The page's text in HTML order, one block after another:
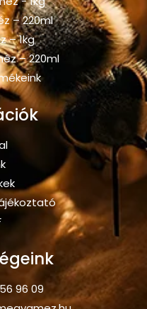
– 220ml
– 1kg
– 220ml
96 09